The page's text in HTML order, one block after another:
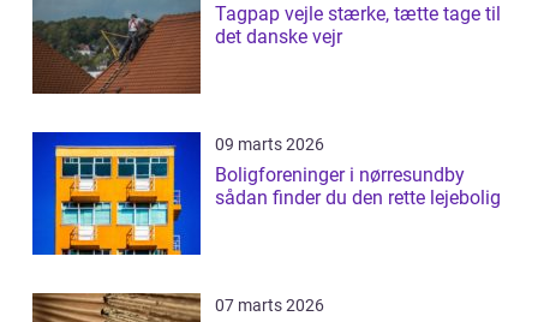
Tagpap vejle stærke, tætte tage til
det danske vejr
09 marts 2026
Boligforeninger i nørresundby
sådan finder du den rette lejebolig
07 marts 2026